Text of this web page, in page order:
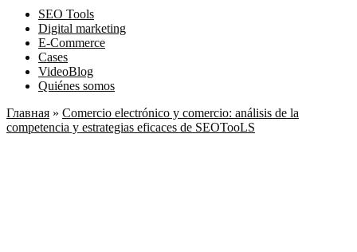
SEO Tools
Digital marketing
E-Commerce
Cases
VideoBlog
Quiénes somos
Главная » Comercio electrónico y comercio: análisis de la
competencia y estrategias eficaces de SEOTooLS